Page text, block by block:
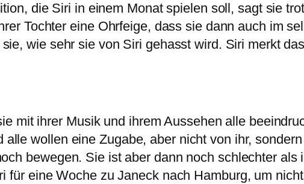
die Siri in einem Monat spielen soll, sagt sie
Tochter eine Ohrfeige, dass sie dann auch im
wie sehr sie von Siri gehasst wird. Siri merkt
mit ihrer Musik und ihrem Aussehen alle
wollen eine Zugabe, aber nicht von ihr,
bewegen. Sie ist aber dann noch schlechter als
eine Woche zu Janeck nach Hamburg, um